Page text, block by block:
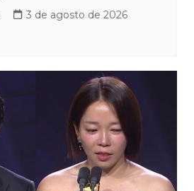
3 de agosto de 2026